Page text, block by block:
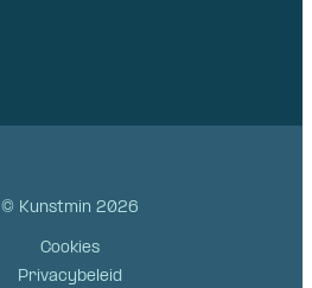
© Kunstmin 2026
Cookies
Privacybeleid